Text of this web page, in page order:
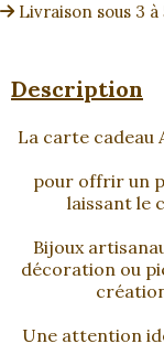
Livraison sous 3
Description
La carte cadeau
pour offrir un
laissant le
Bijoux
décoration ou
Une attention